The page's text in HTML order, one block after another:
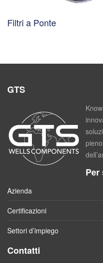
Filtri a Ponte
GTS
Per
Azienda
Certificazioni
Settori d’impiego
Contatti